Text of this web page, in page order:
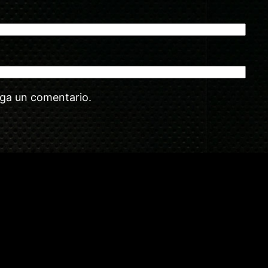
un comentario.